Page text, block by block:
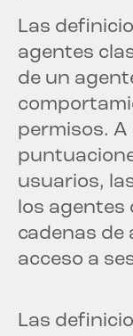
Las
agentes
de un
permisos. A
usuarios,
los agentes
cadenas de
acceso a
Las